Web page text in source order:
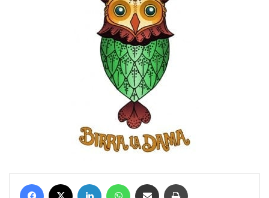
Facebook LinkedIn WhatsApp Condividi via mail